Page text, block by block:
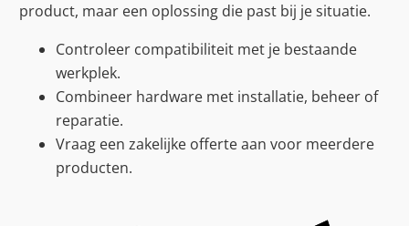
product, maar een oplossing die past bij je situatie.
Controleer compatibiliteit met je bestaande
werkplek.
Combineer hardware met installatie, beheer of
reparatie.
Vraag een zakelijke offerte aan voor meerdere
producten.